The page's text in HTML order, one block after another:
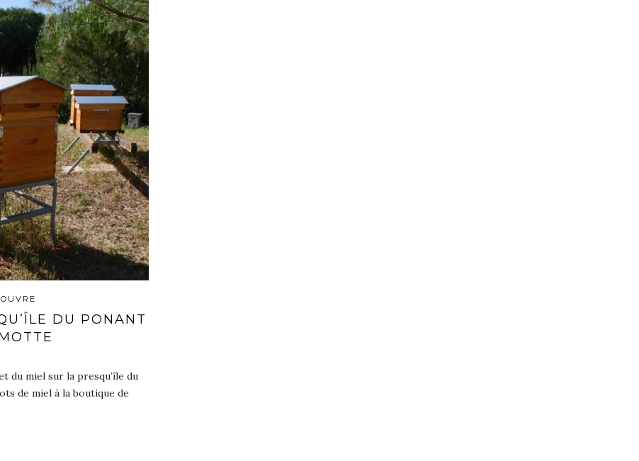
DU PONANT
du miel sur la presqu’île du
de miel à la boutique de